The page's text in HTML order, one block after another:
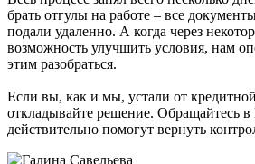
брать отгулы на работе – все
подали удаленно. А когда через
возможность улучшить условия, нам
этим разобраться.
Если вы, как и мы, устали от
откладывайте решение. Обращайтесь
действительно помогут вернуть